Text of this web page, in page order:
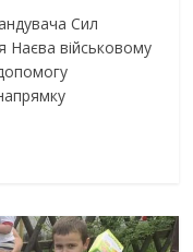
Сил
Наєва військовому